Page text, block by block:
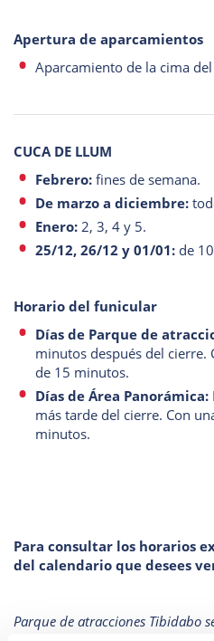
Apertura de aparcamientos
Aparcamiento de la cima
CUCA DE LLUM
Febrero: fines de semana.
De marzo a diciembre:
Enero: 2, 3, 4 y 5.
25/12, 26/12 y 01/01: de
Horario del funicular
Días de Parque de
minutos después del cierre.
de 15 minutos.
Días de Área Panorámica:
más tarde del cierre. Con
minutos.
Para consultar los horarios
del calendario que desees
Parque de atracciones Tibidabo